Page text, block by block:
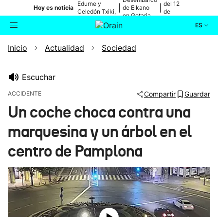
Hoy es noticia
Edurne y
Celedón Txiki,
en directo
de Elkano
en Getaria
del 12
de
ES
Buscador Actualidad
Ikusmiran
Eguraldia
Inicio Actualidad Sociedad
Escuchar
ACCIDENTE Compartir Guardar
Un coche choca contra una
marquesina y un árbol en el
centro de Pamplona